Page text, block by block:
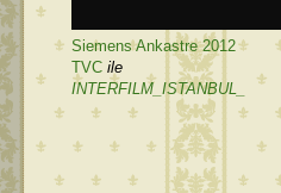
Siemens Ankastre 2012
TVC ile
INTERFILM_ISTANBUL_